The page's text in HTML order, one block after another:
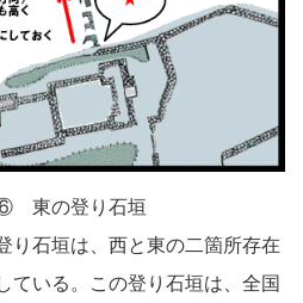
東の登り石垣
り石垣は、西と東の二箇所存在
ている。この登り石垣は、全国